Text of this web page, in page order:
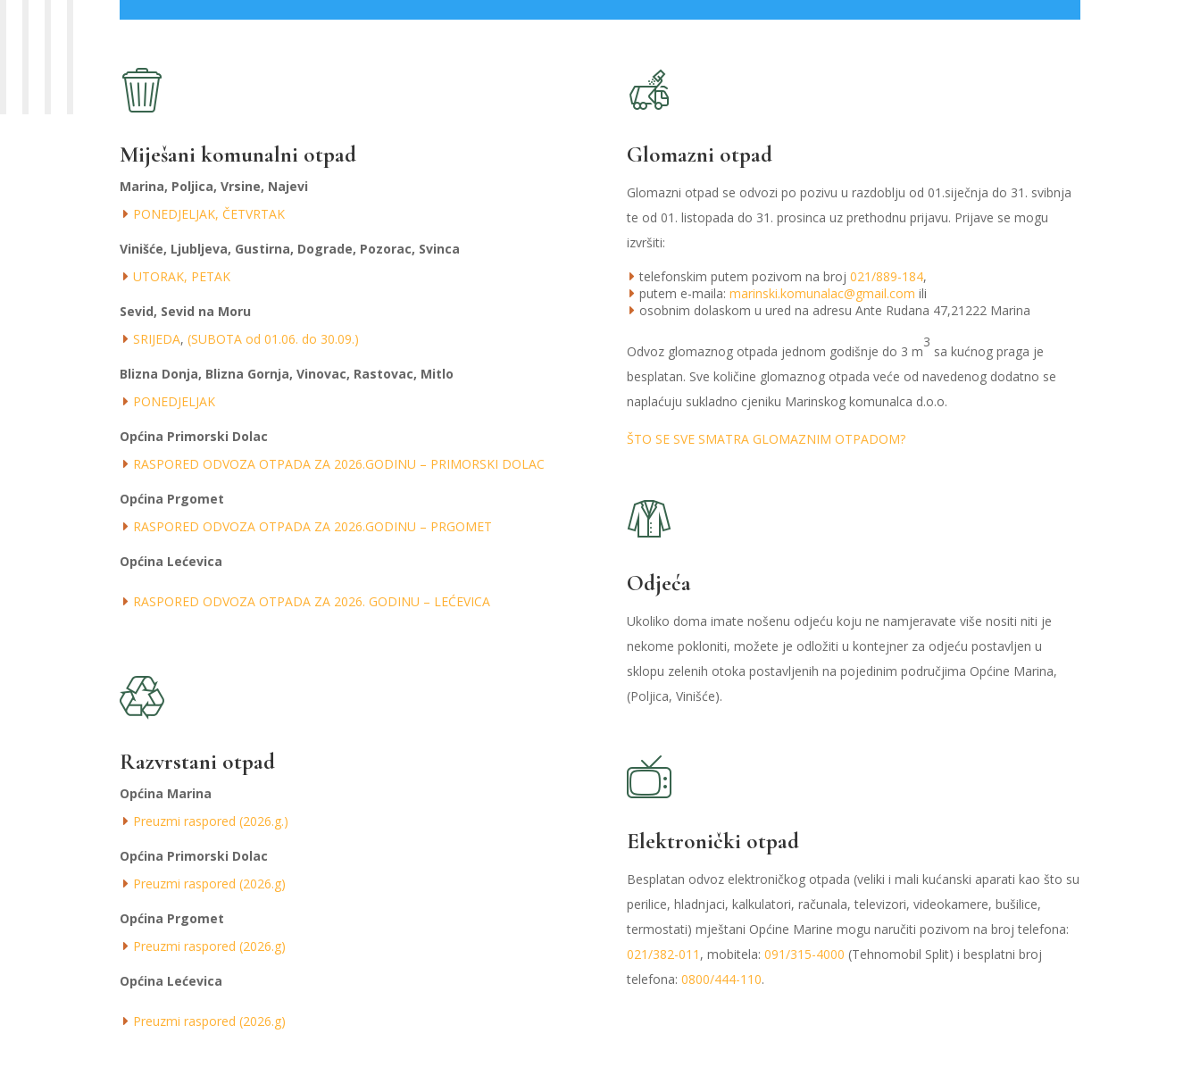
Miješani komunalni otpad
Marina, Poljica, Vrsine, Najevi
PONEDJELJAK, ČETVRTAK
Vinišće, Ljubljeva, Gustirna, Dograde, Pozorac, Svinca
UTORAK, PETAK
Sevid, Sevid na Moru
SRIJEDA, (SUBOTA od 01.06. do 30.09.)
Blizna Donja, Blizna Gornja, Vinovac, Rastovac, Mitlo
PONEDJELJAK
Općina Primorski Dolac
RASPORED ODVOZA OTPADA ZA 2026.GODINU – PRIMORSKI DOLAC
Općina Prgomet
RASPORED ODVOZA OTPADA ZA 2026.GODINU – PRGOMET
Općina Lećevica
RASPORED ODVOZA OTPADA ZA 2026. GODINU – LEĆEVICA
Razvrstani otpad
Općina Marina
Preuzmi raspored (2026.g.)
Općina Primorski Dolac
Preuzmi raspored (2026.g)
Općina Prgomet
Preuzmi raspored (2026.g)
Općina Lećevica
Preuzmi raspored (2026.g)
Glomazni otpad
Glomazni otpad se odvozi po pozivu u razdoblju od 01.siječnja do 31. svibnja
te od 01. listopada do 31. prosinca uz prethodnu prijavu. Prijave se mogu
izvršiti:
telefonskim putem pozivom na broj 021/889-184,
putem e-maila: marinski.komunalac@gmail.com ili
osobnim dolaskom u ured na adresu Ante Rudana 47,21222 Marina
Odvoz glomaznog otpada jednom godišnje do 3 m
3
sa kućnog praga je
besplatan. Sve količine glomaznog otpada veće od navedenog dodatno se
naplaćuju sukladno cjeniku Marinskog komunalca d.o.o.
ŠTO SE SVE SMATRA GLOMAZNIM OTPADOM?
Odjeća
Ukoliko doma imate nošenu odjeću koju ne namjeravate više nositi niti je
nekome pokloniti, možete je odložiti u kontejner za odjeću postavljen u
sklopu zelenih otoka postavljenih na pojedinim područjima Općine Marina,
(Poljica, Vinišće).
Elektronički otpad
Besplatan odvoz elektroničkog otpada (veliki i mali kućanski aparati kao što su
perilice, hladnjaci, kalkulatori, računala, televizori, videokamere, bušilice,
termostati) mještani Općine Marine mogu naručiti pozivom na broj telefona:
021/382-011 , mobitela: 091/315-4000 (Tehnomobil Split) i besplatni broj
telefona: 0800/444-110.